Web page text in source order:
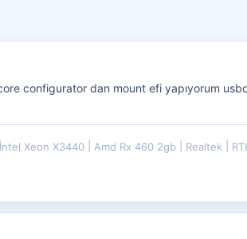
configurator dan mount efi yapıyorum
İntel Xeon X3440 Amd Rx 460 2gb Realtek